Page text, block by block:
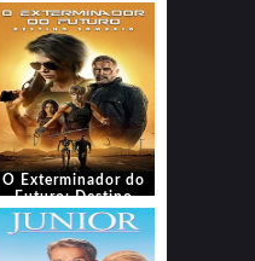
O Exterminador do
Futuro: Destino
Sombrio